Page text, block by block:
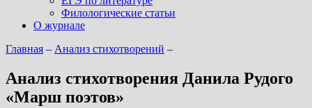
Филологические статьи
О журнале
Главная – Анализ стихотворений –
Анализ стихотворения Данила Рудого
«Марш поэтов»